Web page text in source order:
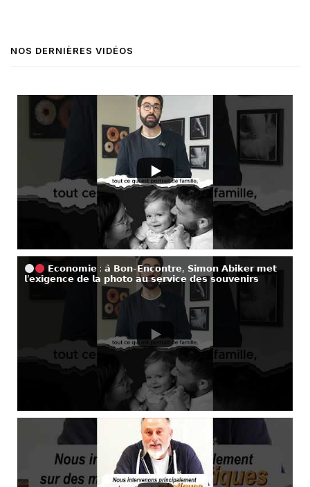
NOS DERNIÈRES VIDÉOS
𝗘𝗰𝗼𝗻𝗼𝗺𝗶𝗲 : 𝗮̀ 𝗕𝗼𝗻-𝗘𝗻𝗰𝗼𝗻𝘁𝗿𝗲, 𝗦𝗶𝗺𝗼𝗻 𝗔𝗯𝗶𝗸𝗲𝗿 𝗺𝗲𝘁
𝗹’𝗲𝘅𝗶𝗴𝗲𝗻𝗰𝗲 𝗱𝗲 𝗹𝗮 𝗽𝗵𝗼𝘁𝗼 𝗮𝘂 𝘀𝗲𝗿𝘃𝗶𝗰𝗲 𝗱𝗲𝘀 𝘀𝗼𝘂𝘃𝗲𝗻𝗶𝗿𝘀